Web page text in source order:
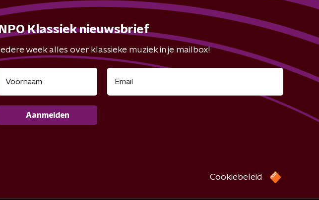
NPO Klassiek nieuwsbrief
Iedere week alles over klassieke muziek in je mailbox!
Aanmelden
Cookiebeleid